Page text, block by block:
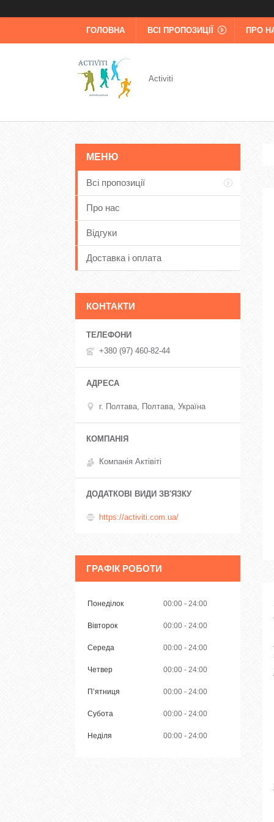
ГОЛОВНА ВСІ ПРОПОЗИЦІЇ ПРО
Activiti
Всі пропозиції
Про нас
Відгуки
Доставка і оплата
КОНТАКТИ
+380 (97) 460-82-44
г. Полтава, Полтава, Україна
Компанія Актівіті
https://activiti.com.ua/
ГРАФІК РОБОТИ
Понеділок 00:00 24:00
Вівторок 00:00 24:00
Середа 00:00 24:00
Четвер 00:00 24:00
Пʼятниця 00:00 24:00
Субота 00:00 24:00
Неділя 00:00 24:00